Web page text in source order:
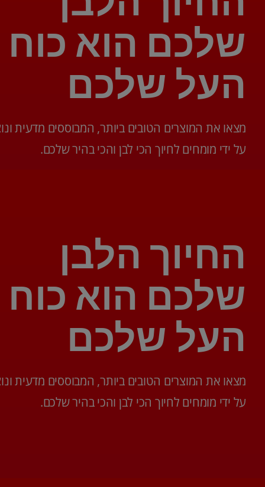
שלכם הוא כוח
העל שלכם
מצאו את המוצרים הטובים ביותר, המבוססים מדעית
על ידי מומחים לחיוך הכי לבן והכי בהיר שלכם.
החיוך הלבן
שלכם הוא כוח
העל שלכם
מצאו את המוצרים הטובים ביותר, המבוססים מדעית
על ידי מומחים לחיוך הכי לבן והכי בהיר שלכם.